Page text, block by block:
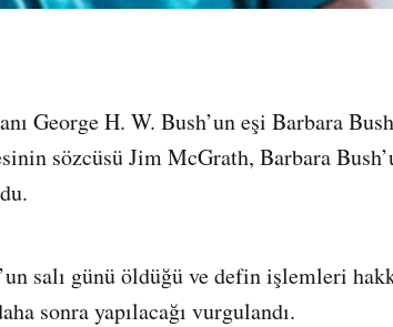
George H. W. Bush’un eşi Barbara Bush
sözcüsü Jim McGrath, Barbara
salı günü öldüğü ve defin işlemleri
sonra yapılacağı vurgulandı.